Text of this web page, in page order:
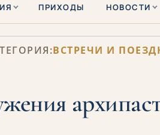
ПРИХОДЫ НОВОСТИ
ВСТРЕЧИ И